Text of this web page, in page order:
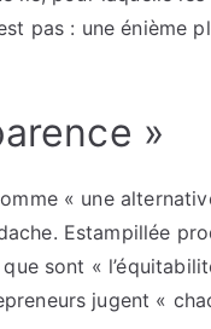
pas : une énième
»
« une
Estampillée
sont «
jugent «